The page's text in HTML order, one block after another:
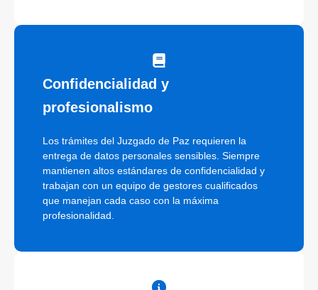
Confidencialidad y
profesionalismo
Los trámites del Juzgado de Paz requieren la
entrega de datos personales sensibles. Siempre
mantienen altos estándares de confidencialidad y
trabajan con un equipo de gestores cualificados
que manejan cada caso con la máxima
profesionalidad.